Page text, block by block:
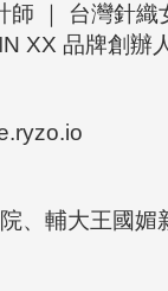
｜ 台灣針織
XX 品牌創辦
、輔大王國媚